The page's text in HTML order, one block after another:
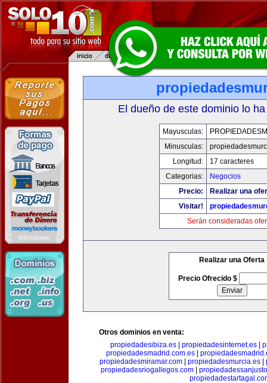
El dueño de este dominio lo
Mayusculas:
Minusculas:
Longitud:
17 caracteres
Categorias:
Negocios
Precio:
Realizar una
Visitar!
Serán consideradas
Realizar una Oferta
Precio Ofrecido $
Otros dominios en venta:
propiedadesibiza.es
propiedadesinternet.es
propiedadesmadrid.com.es
propiedadesmiramar.com
propiedadesmurcia.es
propiedadesriogallegos.com|